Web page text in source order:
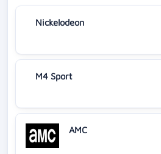
Nickelodeon
M4 Sport
AMC